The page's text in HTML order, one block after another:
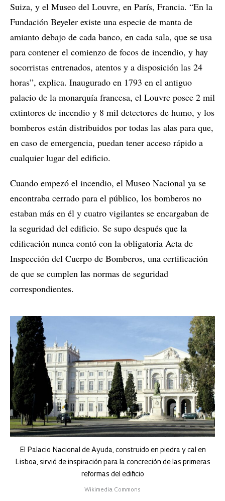
Suiza, y el Museo del Louvre, en París, Francia. “En la
Fundación Beyeler existe una especie de manta de
amianto debajo de cada banco, en cada sala, que se usa
para contener el comienzo de focos de incendio, y hay
socorristas entrenados, atentos y a disposición las 24
horas”, explica. Inaugurado en 1793 en el antiguo
palacio de la monarquía francesa, el Louvre posee 2 mil
extintores de incendio y 8 mil detectores de humo, y los
bomberos están distribuidos por todas las alas para que,
en caso de emergencia, puedan tener acceso rápido a
cualquier lugar del edificio.
Cuando empezó el incendio, el Museo Nacional ya se
encontraba cerrado para el público, los bomberos no
estaban más en él y cuatro vigilantes se encargaban de
la seguridad del edificio. Se supo después que la
edificación nunca contó con la obligatoria Acta de
Inspección del Cuerpo de Bomberos, una certificación
de que se cumplen las normas de seguridad
correspondientes.
El Palacio Nacional de Ayuda, construido en piedra y cal en
Lisboa, sirvió de inspiración para la concreción de las primeras
reformas del edificio
Wikimedia Commons